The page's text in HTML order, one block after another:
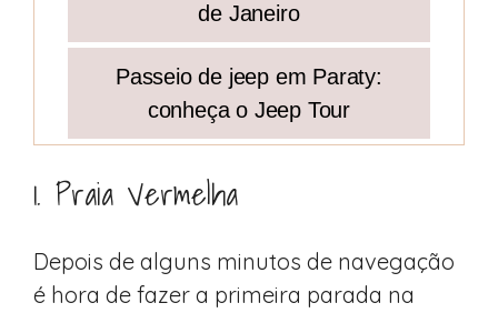
de Janeiro
Passeio de jeep em Paraty:
conheça o Jeep Tour
1. Praia Vermelha
Depois de alguns minutos de navegação
é hora de fazer a primeira parada na